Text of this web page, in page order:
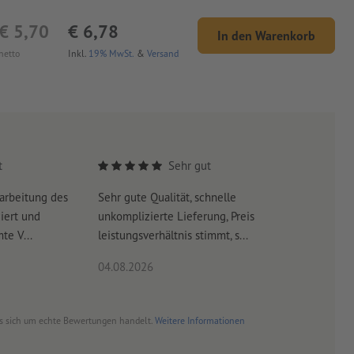
netto
5,70
Inkl. 19% MwSt. & Versand
€ 6,78 In den Warenkorb
des
und
V...
Sehr gut
Sehr gute Qualität, schnelle
unkomplizierte Lieferung, Preis
leistungsverhältnis stimmt, s...
04.08.2026
sich um echte Bewertungen handelt. Weitere Informationen